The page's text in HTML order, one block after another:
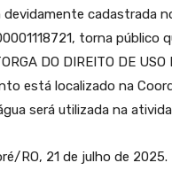
cadastrada
torna público
DO DIREITO DE
está localizado na
será utilizada na
RO, 21 de julho de 2025.